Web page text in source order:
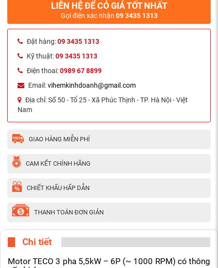
LIÊN HỆ ĐỂ CÓ GIÁ TỐT NHẤT
Gọi điện xác nhận 09 3435 1313
Đặt hàng:09 3435 1313
Kỹ thuật:09 3435 1313
Điện thoai:0989 67 8899
Email:vihemkinhdoanh@gmail.com
Địa chỉ:Số 50 - Tổ 25 - Xã Phúc Thịnh - TP. Hà Nội - Việt
Nam
GIAO HÀNG MIỄN PHÍ
CAM KẾT CHÍNH HÃNG
CHIẾT KHẤU HẤP DẪN
THANH TOÁN ĐƠN GIẢN
Chi tiết
Motor TECO 3 pha 5,5kW – 6P (~ 1000 RPM) có thông